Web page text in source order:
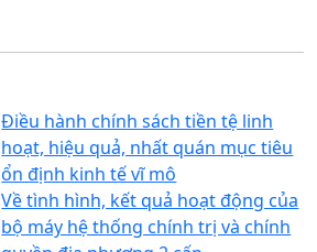
Điều hành chính sách tiền tệ linh
hoạt, hiệu quả, nhất quán mục tiêu
ổn định kinh tế vĩ mô
Về tình hình, kết quả hoạt động của
bộ máy hệ thống chính trị và chính